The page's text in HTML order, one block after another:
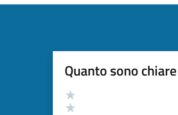
Quanto sono
Valutazione